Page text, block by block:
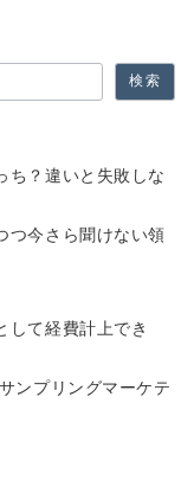
検索
ち？違いと失敗しな
つ今さら聞けない領
して経費計上でき
ンプリングマーケテ